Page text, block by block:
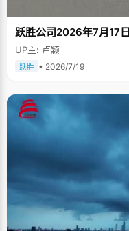
跃胜公司2026年7月17日
UP主: 卢颖
跃胜 • 2026/7/19